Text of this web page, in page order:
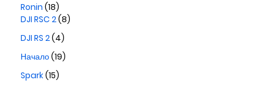
Ronin (18)
DJI RSC 2(8)
DJI RS 2(4)
Начало(19)
Spark(15)